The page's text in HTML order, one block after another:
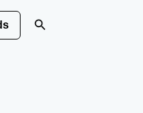
Pretraga